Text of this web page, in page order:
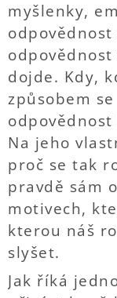
myšlenky,
dojde. Kdy,
způsobem
Na jeho
proč se tak
pravdě sám
motivech,
kterou náš
slyšet.
Jak říká